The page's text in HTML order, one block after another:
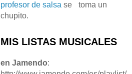
profesor de salsa se
toma un
chupito.
MIS LISTAS MUSICALES
en Jamendo: